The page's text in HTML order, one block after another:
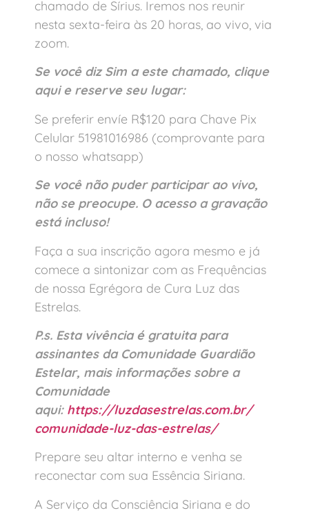
chamado de Sírius. Iremos nos reunir
nesta sexta-feira às 20 horas, ao vivo, via
zoom.
Se você diz Sim a este chamado, clique
aqui e reserve seu lugar:
Se preferir envíe R$120 para Chave Pix
Celular 51981016986 (comprovante para
o nosso whatsapp)
Se você não puder participar ao vivo,
não se preocupe. O acesso a gravação
está incluso!
Faça a sua inscrição agora mesmo e já
comece a sintonizar com as Frequências
de nossa Egrégora de Cura Luz das
Estrelas.
P.s. Esta vivência é gratuita para
assinantes da Comunidade Guardião
Estelar, mais informações sobre a
Comunidade
aqui: https://luzdasestrelas.com.br/
comunidade-luz-das-estrelas/
Prepare seu altar interno e venha se
reconectar com sua Essência Siriana.
A Serviço da Consciência Siriana e do